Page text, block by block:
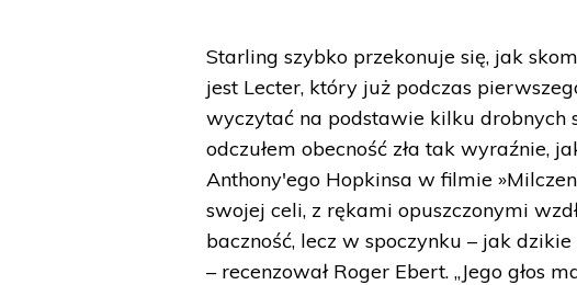
Starling szybko przekonuje się, jak
jest Lecter, który już podczas
wyczytać na podstawie kilku drobnych
odczułem obecność zła tak wyraźnie,
Anthony'ego Hopkinsa w filmie
swojej celi, z rękami opuszczonymi
baczność, lecz w spoczynku – jak
– recenzował Roger Ebert. „Jego głos